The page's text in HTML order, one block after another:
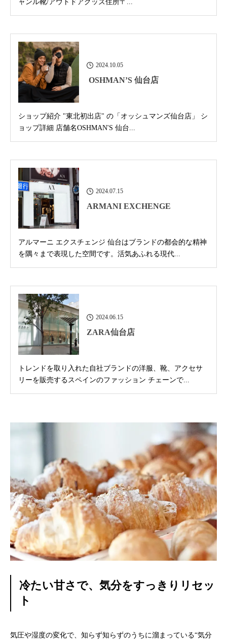
ャンル靴/アウトドアグッズ住所〒...
2024.10.05
OSHMAN’S 仙台店
ショップ紹介 "東北初出店" の「オッシュマンズ仙台店」 シ
ョップ詳細 店舗名OSHMAN'S 仙台...
2024.07.15
ARMANI EXCHENGE
アルマーニ エクスチェンジ 仙台はブランドの都会的な精神
を隅々まで表現した空間です。活気あふれる現代...
2024.06.15
ZARA仙台店
トレンドを取り入れた自社ブランドの洋服、靴、アクセサ
リーを販売するスペインのファッション チェーンで...
冷たい甘さで、気分をすっきりリセッ
ト
気圧や湿度の変化で、知らず知らずのうちに溜まっている“気分